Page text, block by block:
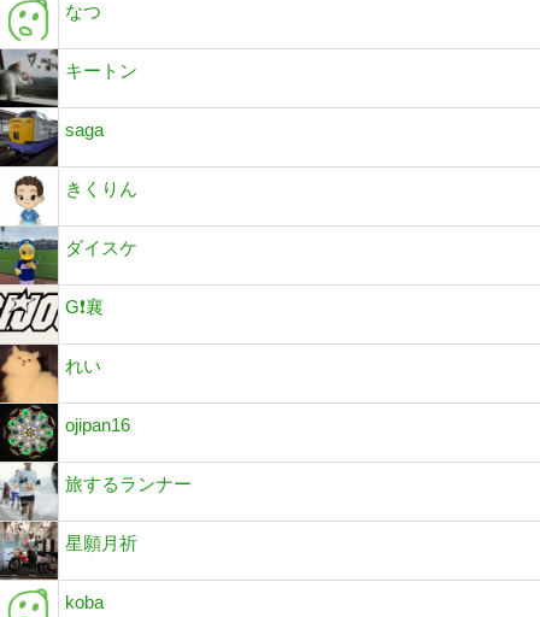
なつ
キートン
saga
きくりん
ダイスケ
G❗️襄
れい
ojipan16
旅するランナー
星願月祈
koba